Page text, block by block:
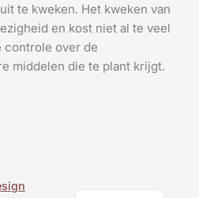
te kweken. Het kweken van
en kost niet al te veel
controle over de
middelen die te plant krijgt.
German